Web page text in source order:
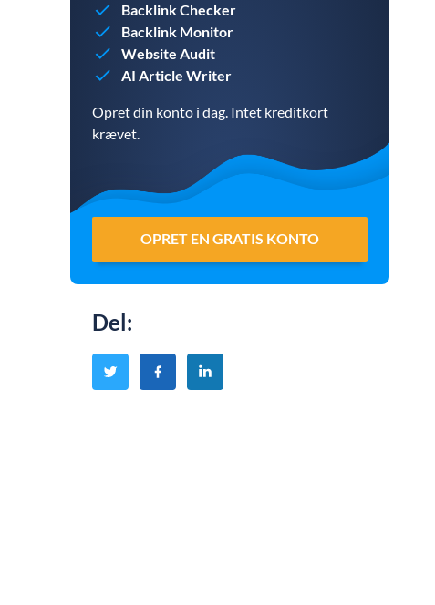
Backlink Checker
Backlink Monitor
Website Audit
AI Article Writer
Opret din konto i dag. Intet kreditkort
krævet.
OPRET EN GRATIS KONTO
Del: